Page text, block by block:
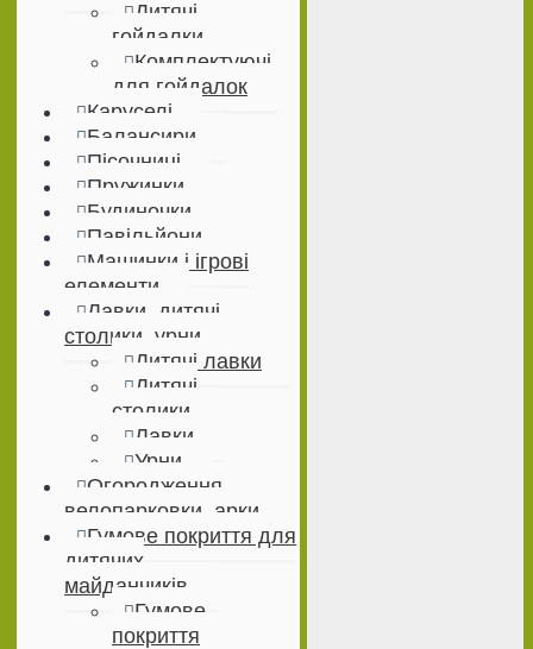
Дитячі
гойдалки
Комплектуючі
для гойдалок
Каруселі
Балансири
Пісочниці
Пружинки
Будиночки
Павільйони
Машинки і ігрові
елементи
Лавки, дитячі
столики, урни
Дитячі лавки
Дитячі
столики
Лавки
Урни
Огородження,
велопарковки, арки
Гумове покриття для
дитячих
майданчиків
Гумове
покриття